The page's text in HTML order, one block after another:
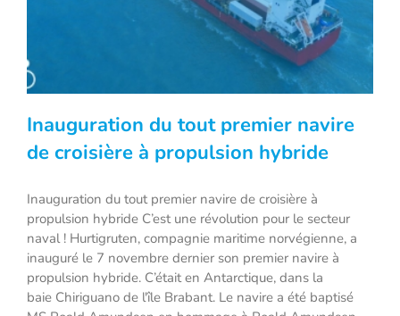
Inauguration du tout premier navire de
croisière à propulsion hybride
Inauguration du tout premier navire
de croisière à propulsion hybride
Inauguration du tout premier navire de croisière à
propulsion hybride C’est une révolution pour le secteur
naval ! Hurtigruten, compagnie maritime norvégienne, a
inauguré le 7 novembre dernier son premier navire à
propulsion hybride. C’était en Antarctique, dans la
baie Chiriguano de l'île Brabant. Le navire a été baptisé